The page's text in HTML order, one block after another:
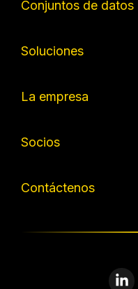
Conjuntos de datos
Soluciones
La empresa
Socios
Contáctenos